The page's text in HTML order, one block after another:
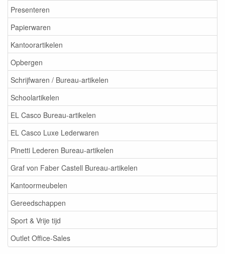
Presenteren
Papierwaren
Kantoorartikelen
Opbergen
Schrijfwaren / Bureau-artikelen
Schoolartikelen
EL Casco Bureau-artikelen
EL Casco Luxe Lederwaren
Pinetti Lederen Bureau-artikelen
Graf von Faber Castell Bureau-artikelen
Kantoormeubelen
Gereedschappen
Sport & Vrije tijd
Outlet Office-Sales